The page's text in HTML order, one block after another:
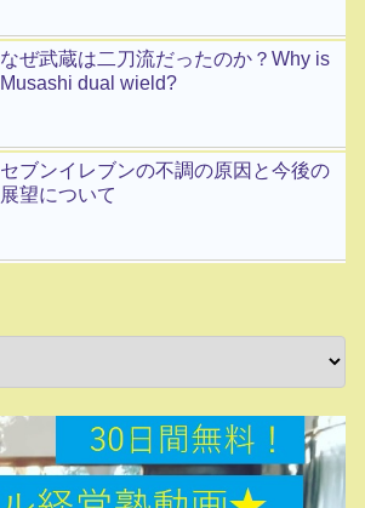
なぜ武蔵は二刀流だったのか？Why is
Musashi dual wield?
セブンイレブンの不調の原因と今後の
展望について